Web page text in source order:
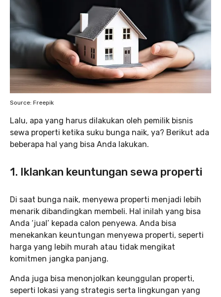
Source: Freepik
Lalu, apa yang harus dilakukan oleh pemilik bisnis
sewa properti ketika suku bunga naik, ya? Berikut ada
beberapa hal yang bisa Anda lakukan.
1. Iklankan keuntungan sewa properti
Di saat bunga naik, menyewa properti menjadi lebih
menarik dibandingkan membeli. Hal inilah yang bisa
Anda ‘jual’ kepada calon penyewa. Anda bisa
menekankan keuntungan menyewa properti, seperti
harga yang lebih murah atau tidak mengikat
komitmen jangka panjang.
Anda juga bisa menonjolkan keunggulan properti,
seperti lokasi yang strategis serta lingkungan yang